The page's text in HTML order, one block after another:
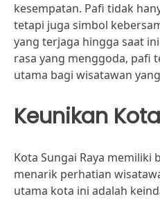
kesempatan. Pafi tidak
tetapi juga simbol
yang terjaga hingga saat
rasa yang menggoda, pafi
utama bagi wisatawan
Keunikan
Kota Sungai Raya memiliki
menarik perhatian
utama kota ini adalah